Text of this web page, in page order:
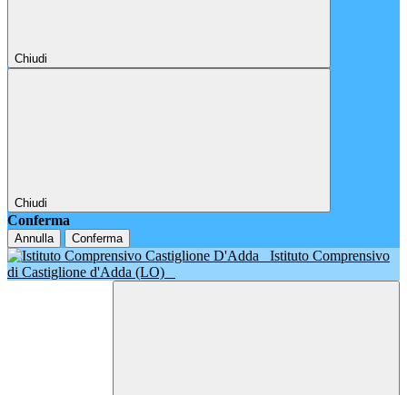
Chiudi
Chiudi
Conferma
Annulla Conferma
Istituto Comprensivo
di Castiglione d'Adda (LO)